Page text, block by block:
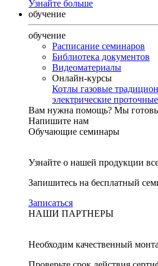
Узнайте больше
обучение
обучение
Расписание семинаров
Библиотека документов
Видеоматериалы
Онлайн-курсы
Котлы газовые
электрические проточные
Вам нужна помощь? Мы
Напишите нам
Обучающие семинары
Узнайте о нашей продукции
Запишитесь на бесплатный
Записаться
НАШИ ПАРТНЕРЫ
Необходим качественный